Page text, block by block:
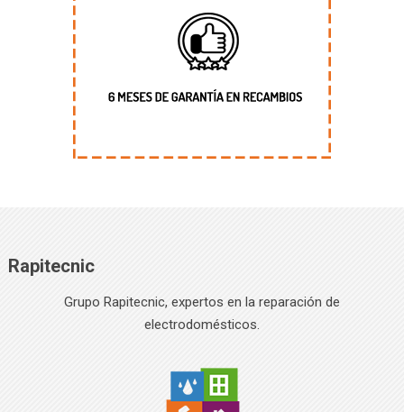
Rapitecnic
Grupo Rapitecnic, expertos en la reparación de
electrodomésticos.